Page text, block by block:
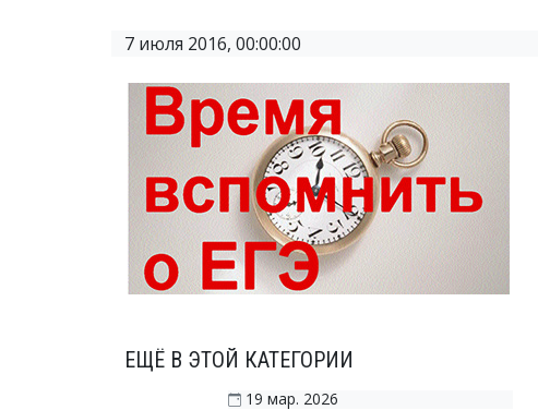
7 июля 2016, 00:00:00
ЕЩЁ В ЭТОЙ КАТЕГОРИИ
19 мар. 2026